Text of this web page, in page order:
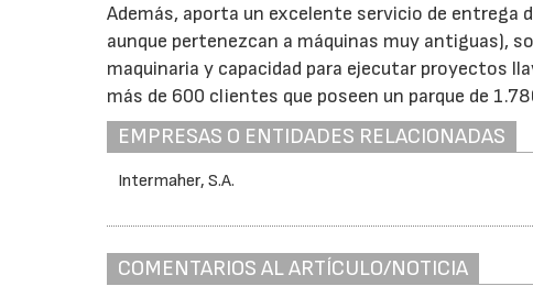
Además, aporta un excelente servicio de entrega
aunque pertenezcan a máquinas muy antiguas),
maquinaria y capacidad para ejecutar proyectos
más de 600 clientes que poseen un parque de
EMPRESAS O ENTIDADES RELACIONADAS
Intermaher, S.A.
COMENTARIOS AL ARTÍCULO/NOTICIA